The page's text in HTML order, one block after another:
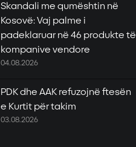
Skandali me qumështin në
Kosovë: Vaj palme i
padeklaruar në 46 produkte të
kompanive vendore
04.08.2026
PDK dhe AAK refuzojnë ftesën
e Kurtit për takim
03.08.2026